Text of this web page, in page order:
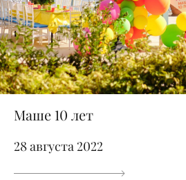
Маше 10 лет
28 августа 2022